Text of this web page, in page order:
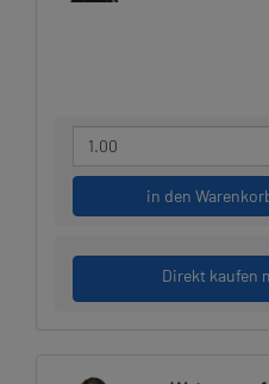
in den
Direkt kaufen